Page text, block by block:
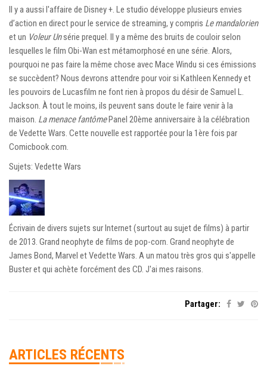
Il y a aussi l'affaire de Disney +. Le studio développe plusieurs envies
d’action en direct pour le service de streaming, y compris Le mandalorien
et un Voleur Unsérie prequel. Il y a même des bruits de couloir selon
lesquelles le film Obi-Wan est métamorphosé en une série. Alors,
pourquoi ne pas faire la même chose avec Mace Windu si ces émissions
se succèdent? Nous devrons attendre pour voir si Kathleen Kennedy et
les pouvoirs de Lucasfilm ne font rien à propos du désir de Samuel L.
Jackson. À tout le moins, ils peuvent sans doute le faire venir à la
maison. La menace fantômePanel 20ème anniversaire à la célébration
de Vedette Wars. Cette nouvelle est rapportée pour la 1ère fois par
Comicbook.com.
Sujets: Vedette Wars
Écrivain de divers sujets sur Internet (surtout au sujet de films) à partir
de 2013. Grand neophyte de films de pop-corn. Grand neophyte de
James Bond, Marvel et Vedette Wars. A un matou très gros qui s'appelle
Buster et qui achète forcément des CD. J'ai mes raisons.
Partager:
ARTICLES RÉCENTS